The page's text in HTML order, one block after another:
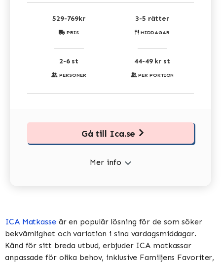
PRIS
529-769kr
MIDDAGAR
3-5 rätter
PERSONER
2-6 st
PER PORTION
44-49 kr st
Mer info
Gå till Ica.se
ICA Matkasseär en populär lösning för de som söker
bekvämlighet och variation i sina vardagsmiddagar.
Känd för sitt breda utbud, erbjuder ICA matkassar
anpassade för olika behov, inklusive Familjens Favoriter,